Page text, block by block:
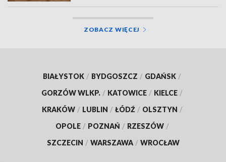
ZOBACZ WIĘCEJ
BIAŁYSTOK / BYDGOSZCZ / GDAŃSK /
GORZÓW WLKP. / KATOWICE / KIELCE /
KRAKÓW / LUBLIN / ŁÓDŹ / OLSZTYN /
OPOLE / POZNAŃ / RZESZÓW /
SZCZECIN / WARSZAWA / WROCŁAW